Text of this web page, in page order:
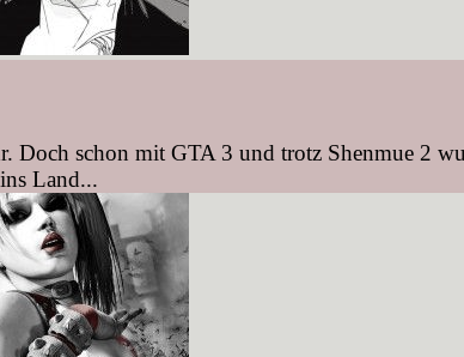
Doch schon mit GTA 3 und trotz Shenmue 2
Land...